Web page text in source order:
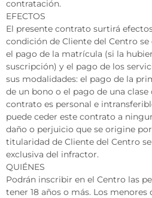
contratación.
EFECTOS
El presente contrato surtirá
condición de Cliente del Centro
el pago de la matrícula (si la
suscripción) y el pago de los
sus modalidades: el pago de la
de un bono o el pago de una clase
contrato es personal e
puede ceder este contrato a
daño o perjuicio que se origine
titularidad de Cliente del Centro
exclusiva del infractor.
QUIÉNES
Podrán inscribir en el Centro las
tener 18 años o más. Los